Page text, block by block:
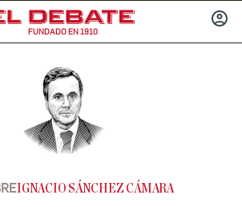
FUNDADO EN 1910
IGNACIO SÁNCHEZ CÁMARA